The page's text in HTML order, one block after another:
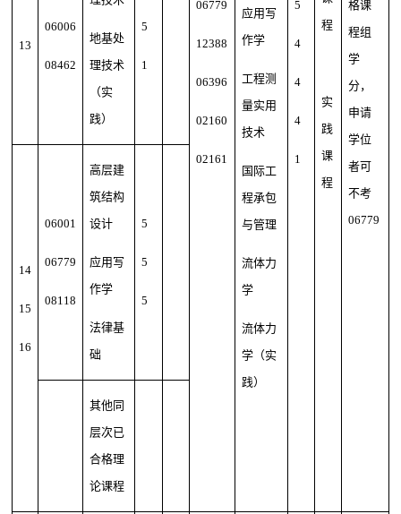
06779
12388
06396
02160
02161
应用写
作学
工程测
量实用
技术
国际工
程承包
与管理
流体力
学
流体力
学（实
践）
5
4
4
4
1
程
实
践
课
程
格课
程组
学
分，
申请
学位
者可
不考
06779
13
06006
08462
地基处
理技术
（实
践）
5
1
14
15
16
06001
06779
08118
高层建
筑结构
设计
应用写
作学
法律基
础
5
5
5
其他同
层次已
合格理
论课程